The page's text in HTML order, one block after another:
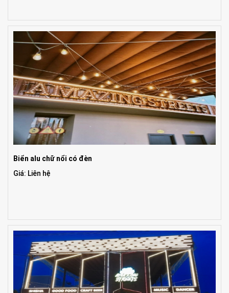
Biển alu chữ nổi có đèn
Giá: Liên hệ